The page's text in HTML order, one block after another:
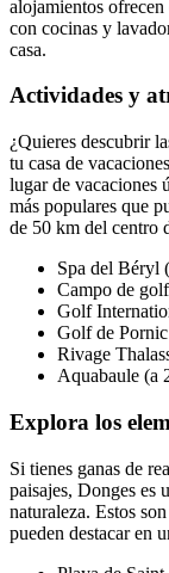
alojamientos ofrecen
con cocinas y
casa.
Actividades y
¿Quieres descubrir
tu casa de
lugar de vacaciones
más populares que
de 50 km del centro
Spa del Béryl
Campo de
Golf
Golf de
Rivage
Aquabaule (a
Explora los
Si tienes ganas de
paisajes, Donges es
naturaleza. Estos
pueden destacar en